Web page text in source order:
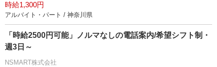
時給1,300円
アルバイト・パート / 神奈川県
「時給2500円可能」ノルマなしの電話案内/希望シフト制・
週3日～
NSMART株式会社